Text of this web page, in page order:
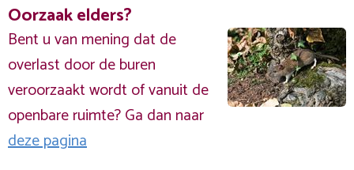
Oorzaak elders?
Bent u van mening dat de
overlast door de buren
veroorzaakt wordt of vanuit de
openbare ruimte? Ga dan naar
deze pagina